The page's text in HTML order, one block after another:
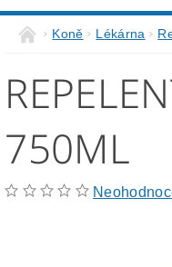
Koně Lékárna
750ML